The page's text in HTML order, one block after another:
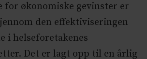
for økonomiske gevinster er
den effektiviseringen
i helseforetakenes
Det er lagt opp til en årlig